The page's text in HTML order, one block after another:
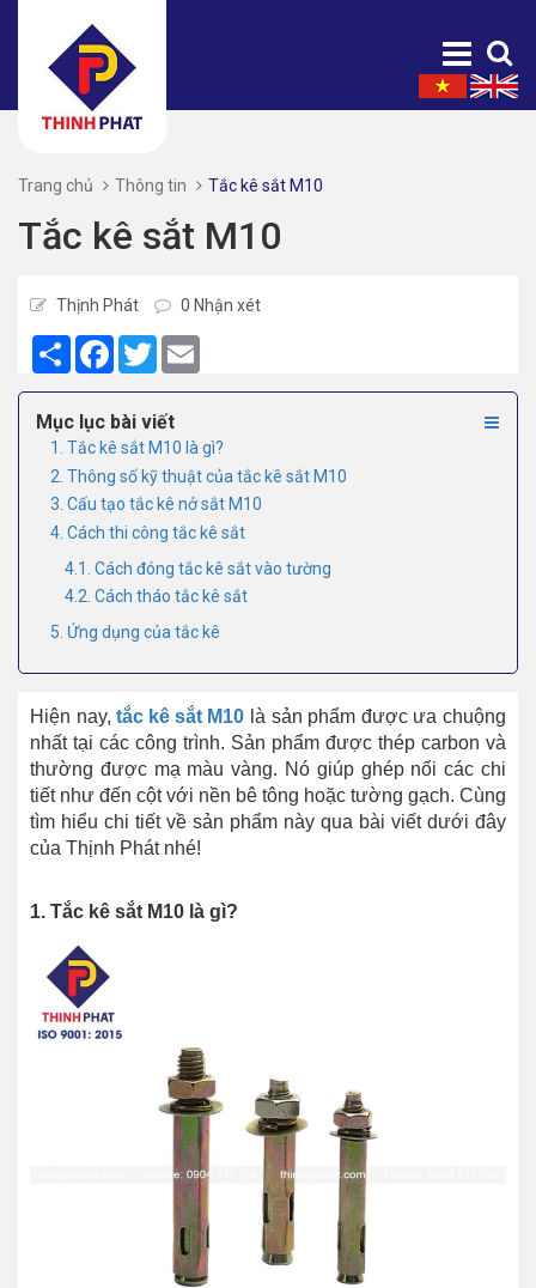
Trang chủ Thông tin Tắc kê sắt M10
Tắc kê sắt M10
Thịnh Phát 0 Nhận xét
Share Facebook
Twitter
Mục lục bài viết
1. Tắc kê sắt M10 là gì?
2. Thông số kỹ thuật của tắc kê sắt M10
3. Cấu tạo tắc kê nở sắt M10
4. Cách thi công tắc kê sắt
4.1. Cách đóng tắc kê sắt vào tường
4.2. Cách tháo tắc kê sắt
5. Ứng dụng của tắc kê
Hiện nay,tắc kê sắt M10 là sản phẩm được ưa chuộng
nhất tại các công trình. Sản phẩm được thép carbon và
thường được mạ màu vàng. Nó giúp ghép nối các chi
tiết như đến cột với nền bê tông hoặc tường gạch. Cùng
tìm hiểu chi tiết về sản phẩm này qua bài viết dưới đây
của Thịnh Phát nhé!
1. Tắc kê sắt M10 là gì?